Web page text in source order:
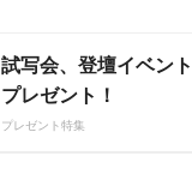
試写会、登壇イベン
プレゼント！
プレゼント特集